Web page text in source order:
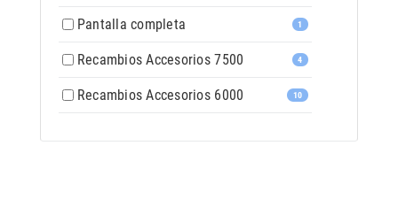
Pantalla completa 1
Recambios Accesorios 7500 4
Recambios Accesorios 6000 10